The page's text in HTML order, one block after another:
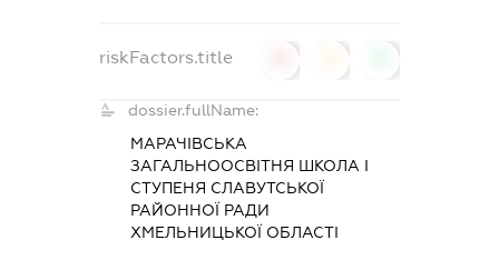
riskFactors.title
dossier.fullName:
МАРАЧІВСЬКА
ЗАГАЛЬНООСВІТНЯ ШКОЛА I
СТУПЕНЯ СЛАВУТСЬКОЇ
РАЙОННОЇ РАДИ
ХМЕЛЬНИЦЬКОЇ ОБЛАСТІ